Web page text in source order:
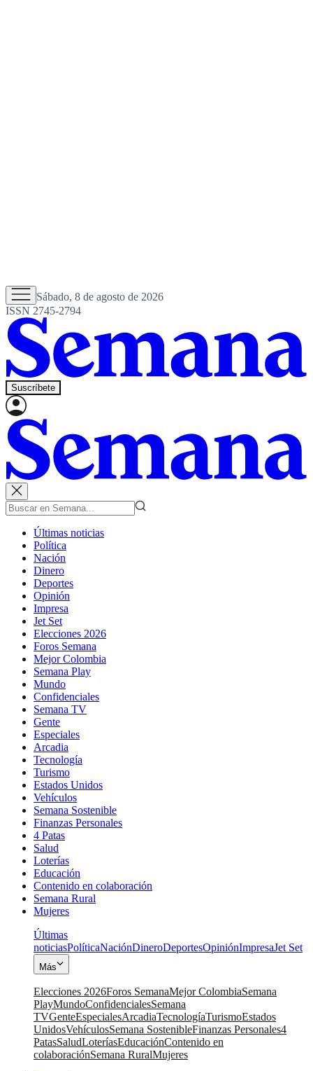
Sábado, 8 de agosto de 2026
ISSN 2745-2794
Suscríbete
Últimas noticias
Política
Nación
Dinero
Deportes
Opinión
Impresa
Jet Set
Elecciones 2026
Foros Semana
Mejor Colombia
Semana Play
Mundo
Confidenciales
Semana TV
Gente
Especiales
Arcadia
Tecnología
Turismo
Estados Unidos
Vehículos
Semana Sostenible
Finanzas Personales
4 Patas
Salud
Loterías
Educación
Contenido en colaboración
Semana Rural
Mujeres
Últimas
noticiasPolíticaNaciónDineroDeportesOpiniónImpresaJet Set
Más
Elecciones 2026Foros SemanaMejor ColombiaSemana
PlayMundoConfidencialesSemana
TVGenteEspecialesArcadiaTecnologíaTurismoEstados
UnidosVehículosSemana SostenibleFinanzas Personales4
PatasSaludLoteríasEducaciónContenido en
colaboraciónSemana RuralMujeres